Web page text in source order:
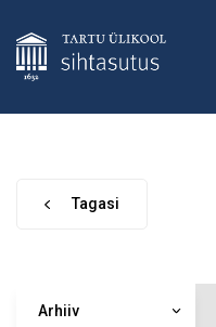
Tagasi
Arhiiv